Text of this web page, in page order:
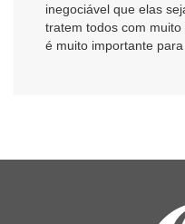
inegociável que elas
tratem todos com
é muito importante